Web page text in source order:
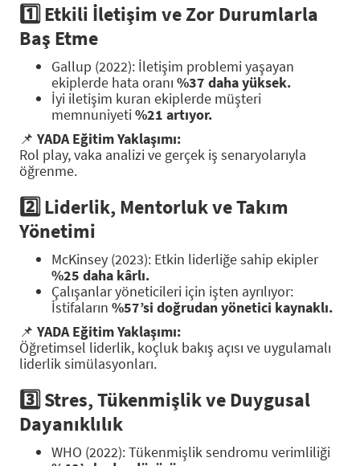
1️⃣Etkili İletişim ve Zor Durumlarla
Baş Etme
Gallup (2022): İletişim problemi yaşayan
ekiplerde hata oranı %37 daha yüksek.
İyi iletişim kuran ekiplerde müşteri
memnuniyeti%21 artıyor.
📌 YADA Eğitim Yaklaşımı:
Rol play, vaka analizi ve gerçek iş senaryolarıyla
öğrenme.
2️⃣Liderlik, Mentorluk ve Takım
Yönetimi
McKinsey (2023): Etkin liderliğe sahip ekipler
%25 daha kârlı.
Çalışanlar yöneticileri için işten ayrılıyor:
İstifaların %57’si doğrudan yönetici kaynaklı.
📌 YADA Eğitim Yaklaşımı:
Öğretimsel liderlik, koçluk bakış açısı ve uygulamalı
liderlik simülasyonları.
3️⃣Stres, Tükenmişlik ve Duygusal
Dayanıklılık
WHO (2022): Tükenmişlik sendromu verimliliği